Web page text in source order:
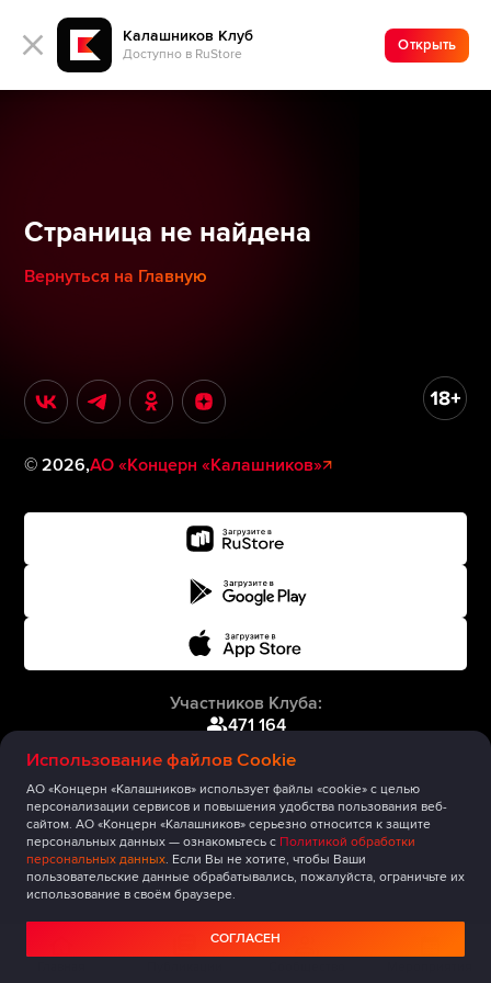
Калашников Клуб
Доступно в RuStore
Открыть
Использование файлов Cookie
АО «Концерн «Калашников» использует файлы «cookie» с целью
персонализации сервисов и повышения удобства пользования веб-
сайтом. АО «Концерн «Калашников» серьезно относится к защите
персональных данных — ознакомьтесь с Политикой обработки
персональных данных. Если Вы не хотите, чтобы Ваши
пользовательские данные обрабатывались, пожалуйста, ограничьте их
использование в своём браузере.
СОГЛАСЕН
Страница не найдена
Вернуться на Главную
©2026,АО «Концерн «Калашников»
Участников Клуба:
471 164